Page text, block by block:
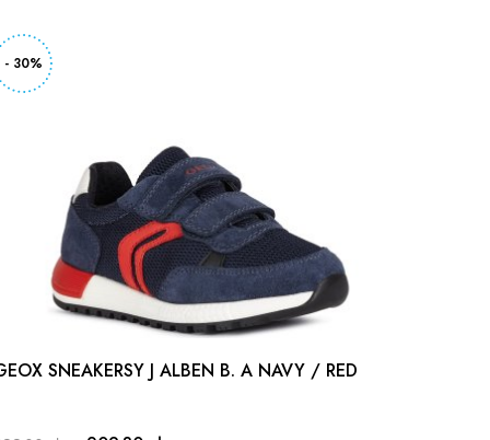
- 30%
SNEAKERSY J ALBEN B. A NAVY / RED